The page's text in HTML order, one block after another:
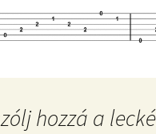
hozzá a